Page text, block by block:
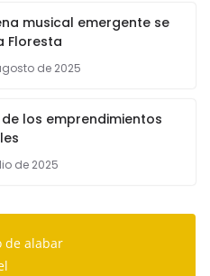
musical emergente se
Floresta
de 2025
los emprendimientos
de 2025
de alabar